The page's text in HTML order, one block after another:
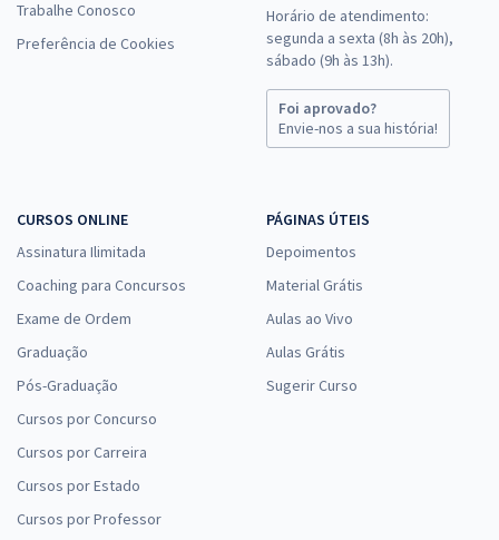
Trabalhe Conosco
Preferência de Cookies
Horário de atendimento:
segunda a sexta (8h às 20h),
sábado (9h às 13h).
Foi aprovado?
Envie-nos a sua história!
CURSOS ONLINE
Assinatura Ilimitada
Coaching para Concursos
Exame de Ordem
Graduação
Pós-Graduação
Cursos por Concurso
Cursos por Carreira
Cursos por Estado
Cursos por Professor
PÁGINAS ÚTEIS
Depoimentos
Material Grátis
Aulas ao Vivo
Aulas Grátis
Sugerir Curso